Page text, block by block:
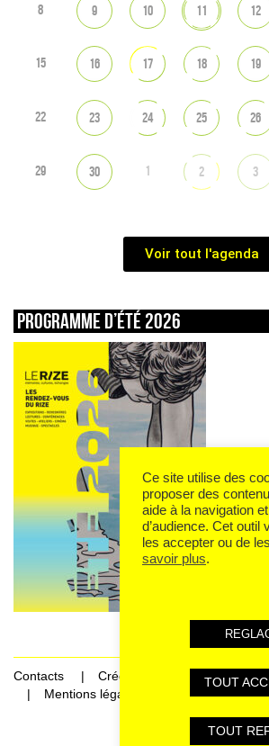
8 9 10 11 12
15 16 17 18 19
22 23 24 25 26
29 30 1 2 3
Voir tout l'agenda
Programme d’été 2026
Contacts
Crédits
Mentions légales et données
Ce site utilise des
proposer des
aide à la navigation
d’audience. Cet outil
les accepter ou de
savoir plus.
TOUT
TOUT